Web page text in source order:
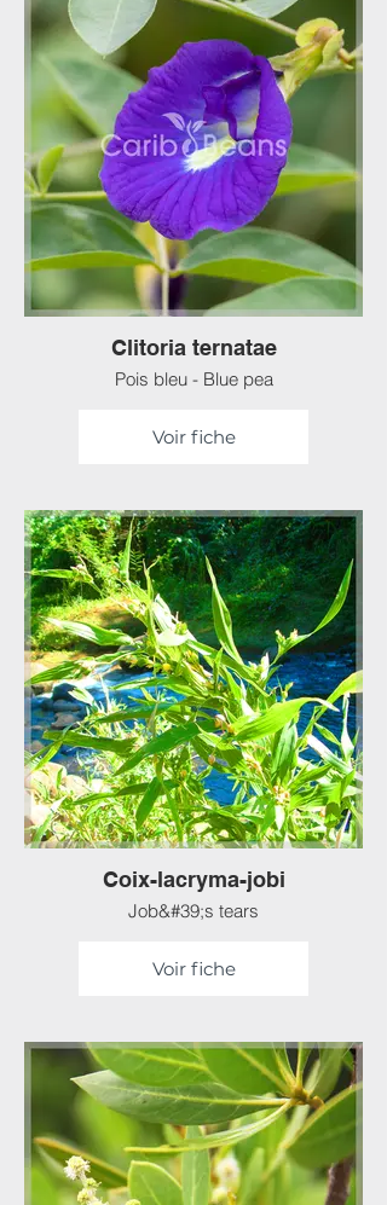
Clitoria ternatae
Pois bleu - Blue pea
Voir fiche
Coix-lacryma-jobi
Job&#39;s tears
Voir fiche